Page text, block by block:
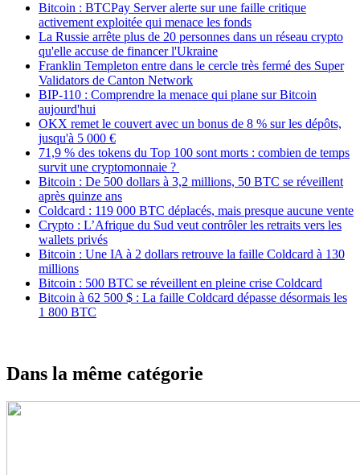
Bitcoin : BTCPay Server alerte sur une faille critique
activement exploitée qui menace les fonds
La Russie arrête plus de 20 personnes dans un réseau crypto
qu'elle accuse de financer l'Ukraine
Franklin Templeton entre dans le cercle très fermé des Super
Validators de Canton Network
BIP-110 : Comprendre la menace qui plane sur Bitcoin
aujourd'hui
OKX remet le couvert avec un bonus de 8 % sur les dépôts,
jusqu'à 5 000 €
71,9 % des tokens du Top 100 sont morts : combien de temps
survit une cryptomonnaie ?
Bitcoin : De 500 dollars à 3,2 millions, 50 BTC se réveillent
après quinze ans
Coldcard : 119 000 BTC déplacés, mais presque aucune vente
Crypto : L’Afrique du Sud veut contrôler les retraits vers les
wallets privés
Bitcoin : Une IA à 2 dollars retrouve la faille Coldcard à 130
millions
Bitcoin : 500 BTC se réveillent en pleine crise Coldcard
Bitcoin à 62 500 $ : La faille Coldcard dépasse désormais les
1 800 BTC
Dans la même catégorie